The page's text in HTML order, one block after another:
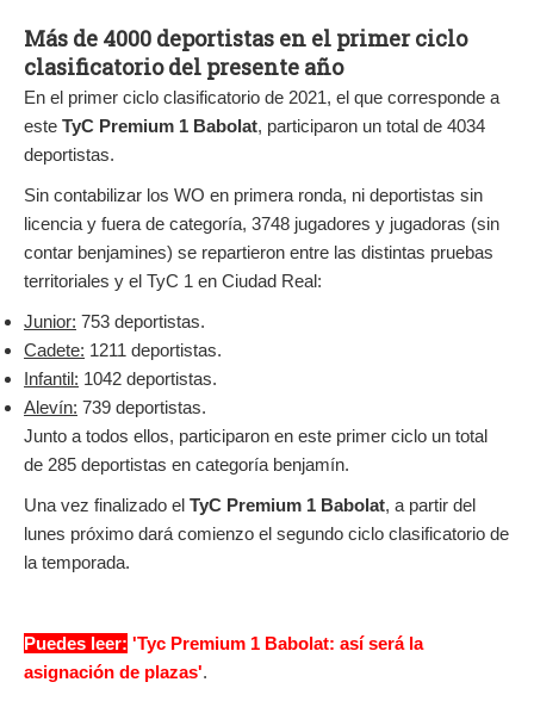
Más de 4000 deportistas en el primer ciclo
clasificatorio del presente año
En el primer ciclo clasificatorio de 2021, el que corresponde a
este TyC Premium 1 Babolat, participaron un total de 4034
deportistas.
Sin contabilizar los WO en primera ronda, ni deportistas sin
licencia y fuera de categoría, 3748 jugadores y jugadoras (sin
contar benjamines) se repartieron entre las distintas pruebas
territoriales y el TyC 1 en Ciudad Real:
Junior: 753 deportistas.
Cadete: 1211 deportistas.
Infantil: 1042 deportistas.
Alevín: 739 deportistas.
Junto a todos ellos, participaron en este primer ciclo un total
de 285 deportistas en categoría benjamín.
Una vez finalizado el TyC Premium 1 Babolat, a partir del
lunes próximo dará comienzo el segundo ciclo clasificatorio de
la temporada.
Puedes leer: 'Tyc Premium 1 Babolat: así será la
asignación de plazas'.